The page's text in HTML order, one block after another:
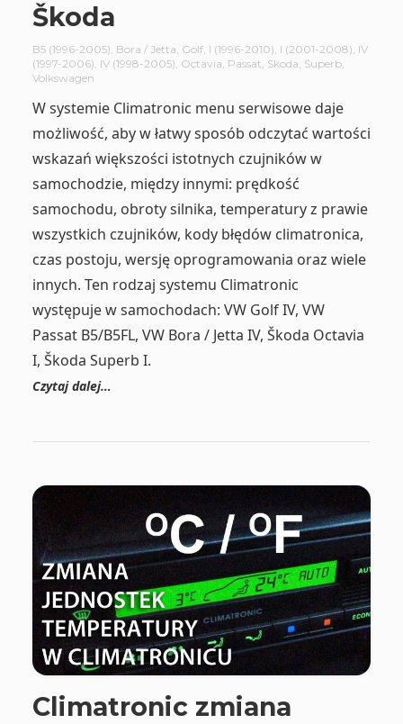
Škoda
B5 (1996-2005), Bora / Jetta, Golf, I (1996-2010), I (2001-2008), IV
(1997-2006), IV (1998-2005), Octavia, Passat, Skoda, Superb,
Volkswagen
W systemie Climatronic menu serwisowe daje
możliwość, aby w łatwy sposób odczytać wartości
wskazań większości istotnych czujników w
samochodzie, między innymi: prędkość
samochodu, obroty silnika, temperatury z prawie
wszystkich czujników, kody błędów climatronica,
czas postoju, wersję oprogramowania oraz wiele
innych. Ten rodzaj systemu Climatronic
występuje w samochodach: VW Golf IV, VW
Passat B5/B5FL, VW Bora / Jetta IV, Škoda Octavia
I, Škoda Superb I.
Czytaj dalej…
Climatronic zmiana